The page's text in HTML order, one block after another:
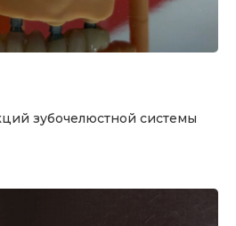
зубочелюстной системы